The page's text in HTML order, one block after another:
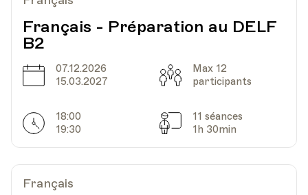
Av. de Cour 33
Français - Préparation au DELF
B2
Date
07.12.2026
15.03.2027
Capacité
Max 12
participants
Horarires
18:00
19:30
Séances
11 séances
1h 30min
Français